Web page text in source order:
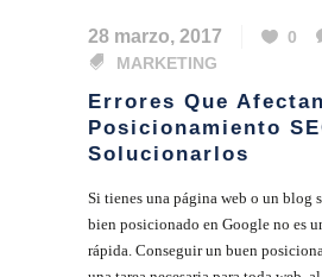
28 marzo, 2017 0
MARKETING
Errores Que
Posicionamiento
Solucionarlos
Si tienes una página web o un blog
bien posicionado en Google no es
rápida. Conseguir un buen